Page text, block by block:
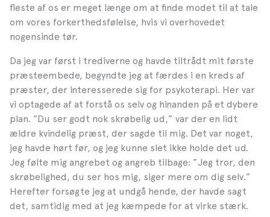
fleste af os er meget længe om at finde modet til at tale
om vores forkerthedsfølelse, hvis vi overhovedet
nogensinde tør.
Da jeg var først i trediverne og havde tiltrådt mit første
præsteembede, begyndte jeg at færdes i en kreds af
præster, der interesserede sig for psykoterapi. Her var
vi optagede af at forstå os selv og hinanden på et dybere
plan. ”Du ser godt nok skrøbelig ud,” var der en lidt
ældre kvindelig præst, der sagde til mig. Det var noget,
jeg havde hørt før, og jeg kunne slet ikke holde det ud.
Jeg følte mig angrebet og angreb tilbage: ”Jeg tror, den
skrøbelighed, du ser hos mig, siger mere om dig selv.”
Herefter forsøgte jeg at undgå hende, der havde sagt
det, samtidig med at jeg kæmpede for at virke stærk.